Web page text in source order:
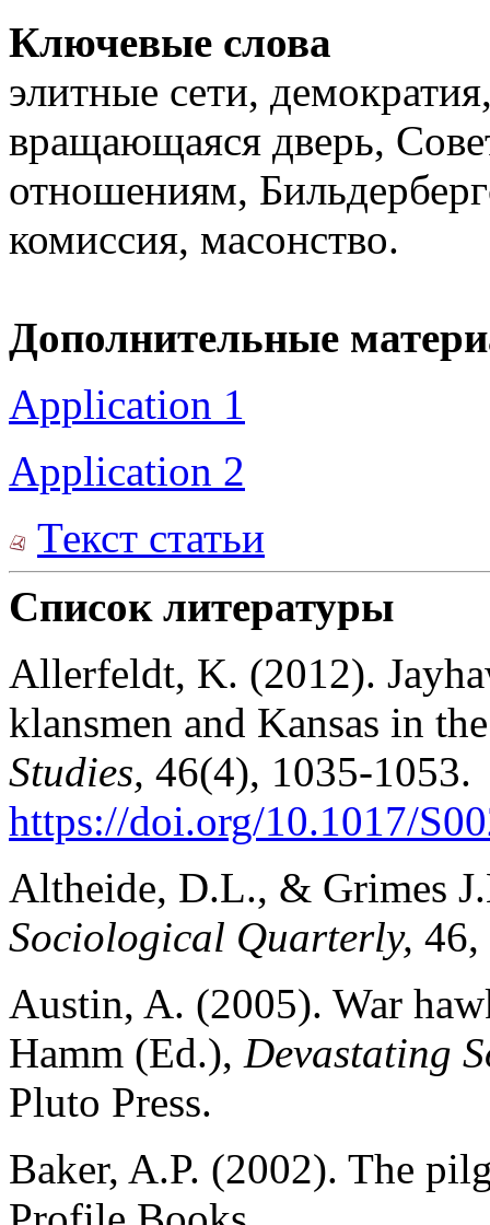
Ключевые слова
элитные сети,
вращающаяся дверь,
отношениям,
комиссия, масонство.
Дополнительные
Application 1
Application 2
Текст статьи
Список литературы
Allerfeldt, K. (2012).
klansmen and Kansas in
Studies, 46(4), 1035-1053.
https://doi.org/10.1017/
Altheide, D.L., & Grimes
Sociological Quarterly, 46,
Austin, A. (2005). War
Hamm (Ed.), Devastating
Pluto Press.
Baker, A.P. (2002). The